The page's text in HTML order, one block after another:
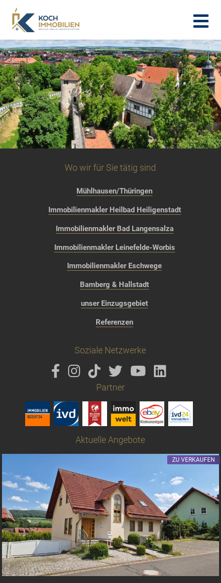
Wo wir für Sie tätig sind
Mühlhausen/Thüringen
Immobilienmakler Heilbad Heiligenstadt
Immobilienmakler Bad Langensalza
Immobilienmakler Leinefelde-Worbis
Immobilienmakler Eschwege
Bamberg & Hallstadt
unser Einzugsgebiet
Referenzen
Soziale Netzwerke
Partner
Aktuelle Angebote
ZU VERKAUFEN